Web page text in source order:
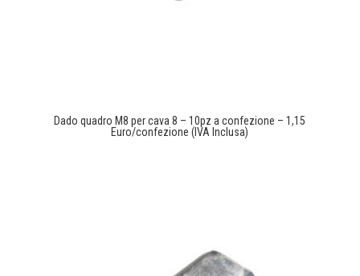
Dado quadro M8 per cava 8 – 10pz a confezione – 1,15
Euro/confezione (IVA Inclusa)